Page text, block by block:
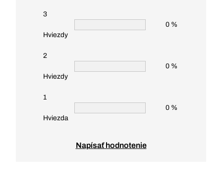
3
Hviezdy
0 %
2
Hviezdy
0 %
1
Hviezda
0 %
Napísať hodnotenie